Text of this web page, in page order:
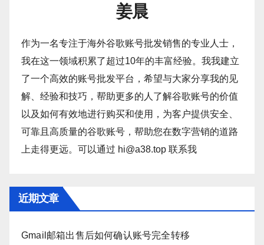
姜晨
作为一名专注于海外谷歌账号批发销售的专业人士，
我在这一领域积累了超过10年的丰富经验。我我建立
了一个高效的账号批发平台，希望与大家分享我的见
解、经验和技巧，帮助更多的人了解谷歌账号的价值
以及如何有效地进行购买和使用，为客户提供安全、
可靠且高质量的谷歌账号，帮助您在数字营销的道路
上走得更远。可以通过 hi@a38.top 联系我
近期文章
Gmail邮箱出售后如何确认账号完全转移